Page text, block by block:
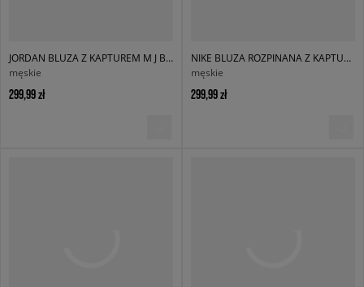
JORDAN BLUZA Z KAPTUREM M J BRK OVZ FLC PO BB
męskie
299,99 zł
NIKE BLUZA ROZPINANA Z KAPTUREM M NK CLUB BB FZ HOODIE
męskie
299,99 zł